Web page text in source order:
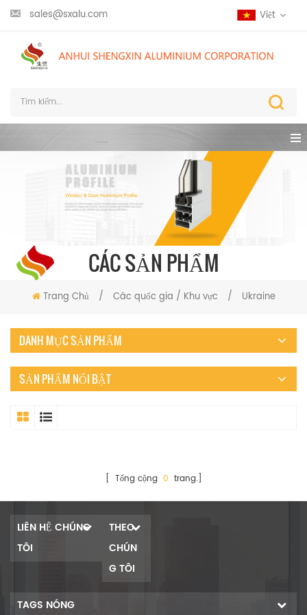
sales@sxalu.com Việt
CÁC SẢN PHẨM
Trang Chủ / Các quốc gia / Khu vực / Ukraine
DANH MỤC SẢN PHẨM
SẢN PHẨM NỔI BẬT
[ Tổng cộng 0 trang.]
LIÊN HỆ CHÚNG
TÔI
THEO
CHÚN
G TÔI
TAGS NÓNG